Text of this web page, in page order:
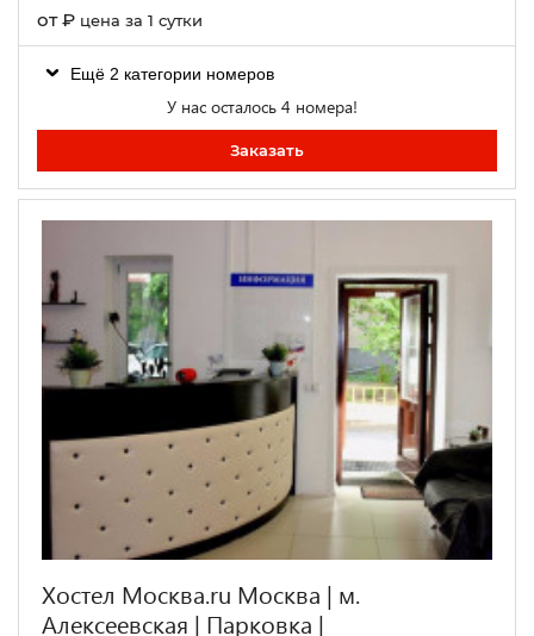
от₽ цена за 1 сутки
Ещё 2 категории номеров
У нас осталось 4 номера!
Заказать
Хостел Москва.ru Москва | м.
Алексеевская | Парковка |